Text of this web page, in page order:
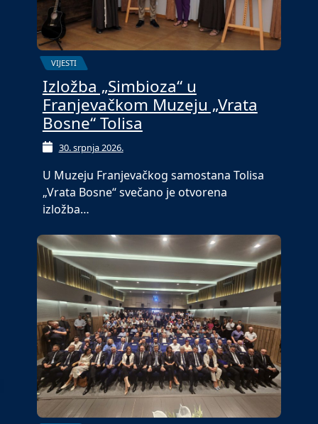
VIJESTI
Izložba „Simbioza“ u
Franjevačkom Muzeju „Vrata
Bosne“ Tolisa
30. srpnja 2026.
U Muzeju Franjevačkog samostana Tolisa
„Vrata Bosne“ svečano je otvorena
izložba…